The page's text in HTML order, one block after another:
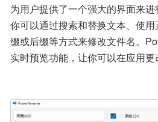
为用户提供了一个强大的界面来进
你可以通过搜索和替换文本、使
缀或后缀等方式来修改文件名。
实时预览功能，让你可以在应用更